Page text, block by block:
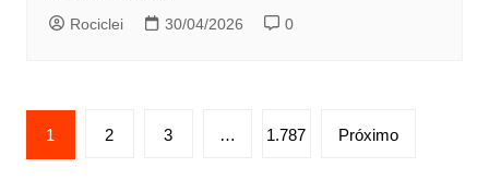
Rociclei 30/04/2026 0
Paginação
de
1 2 3 … 1.787 Próximo